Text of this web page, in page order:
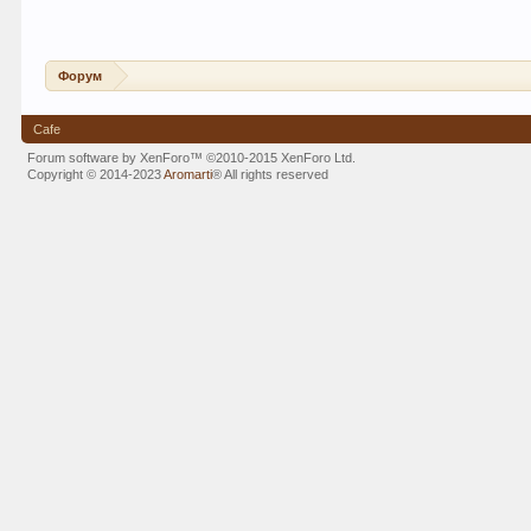
Форум
Cafe
Forum software by XenForo™©2010-2015 XenForo Ltd.
Copyright © 2014-2023Aromarti®All rights reserved